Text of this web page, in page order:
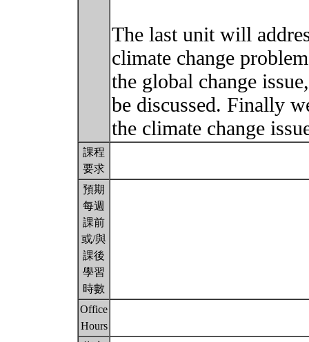
The last unit will
climate change
the global change
be discussed. Finally
the climate change
課程
要求
預期
每週
課前
或/與
課後
學習
時數
Office
Hours